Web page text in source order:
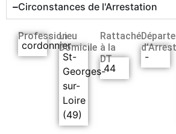
Circonstances de l'Arrestation
Profession
cordonnier
Lieu
Domicile
St-
Georges-
sur-
Loire
(49)
Rattaché
à la
DT
44
-